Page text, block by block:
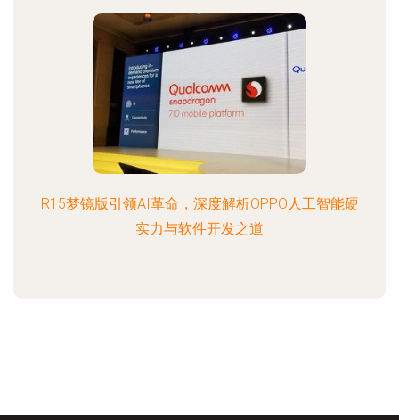
R15梦镜版引领AI革命，深度解析OPPO人工智能硬
实力与软件开发之道